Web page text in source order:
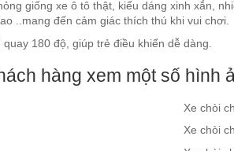
giống xe ô tô thật, kiểu dáng xinh xắn,
..mang đến cảm giác thích thú khi vui chơi.
180 độ, giúp trẻ điều khiển dễ dàng.
hàng xem một số